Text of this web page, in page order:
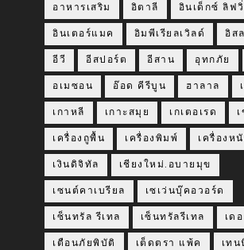
อาหารเสริม อิตาลี อินเด็กซ์ ลิฟ
อินเตอร์แมค อิมพีเรียลเวิลด์ อิส
อีวี อีสปอร์ต อีสาน อุทกภัย
อเมซอน อ๊อด คีรีบูน ฮาลาล
เกาหลี เกาะสมุย เกเตอเรด
เครื่องถูพื้น เครื่องพิมพ์ เครื่องหนั
เงินดิจิทัล เชียงใหม่.อบายมุข
เซนต์คาเบรียล เซเว่นบุ๊คอวอร์ด
เซ็นทรัล รีเทล เซ็นทรัลรีเทล เด
เตือนภัยพิบัติ เต็ดตรา แพ้ค เทน